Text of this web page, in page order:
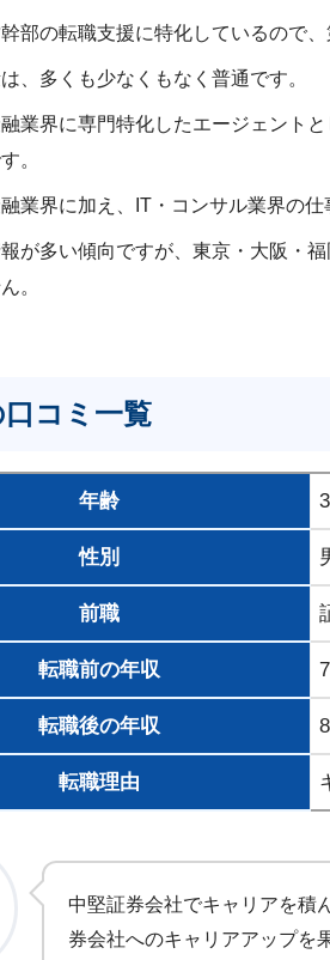
部の転職支援に特化しているので
、多くも少なくもなく普通です。
業界に専門特化したエージェント
。
業界に加え、IT・コンサル業界の仕
が多い傾向ですが、東京・大阪・
。
コミ一覧
年齢
性別
前職
転職前の年収
転職後の年収
転職理由
中堅証券会社でキャリアを積
券会社へのキャリアアップを